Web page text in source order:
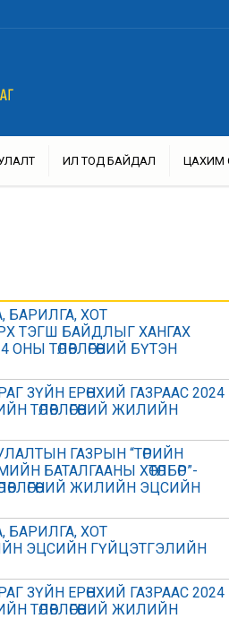
ИЛ ТОД БАЙДАЛ ЦАХИМ
БАРИЛГА, ХОТ
ТЭГШ БАЙДЛЫГ ХАНГАХ
ТӨЛӨВЛӨГӨӨНИЙ БҮТЭН
ЗҮЙН ЕРӨНХИЙ ГАЗРААС 2024
ТӨЛӨВЛӨГӨӨНИЙ ЖИЛИЙН
ГАЗРЫН “ТӨРИЙН
БАТАЛГААНЫ ХӨТӨЛБӨР”-
ЖИЛИЙН ЭЦСИЙН
БАРИЛГА, ХОТ
ЭЦСИЙН ГҮЙЦЭТГЭЛИЙН
ЗҮЙН ЕРӨНХИЙ ГАЗРААС 2024
ТӨЛӨВЛӨГӨӨНИЙ ЖИЛИЙН